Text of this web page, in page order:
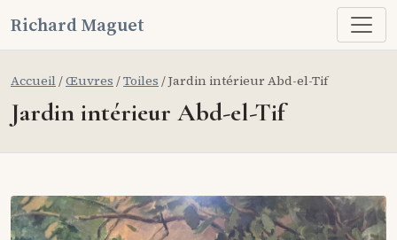
Richard Maguet
Accueil/Œuvres /Toiles / Jardin intérieur Abd-el-Tif
Jardin intérieur Abd-el-Tif